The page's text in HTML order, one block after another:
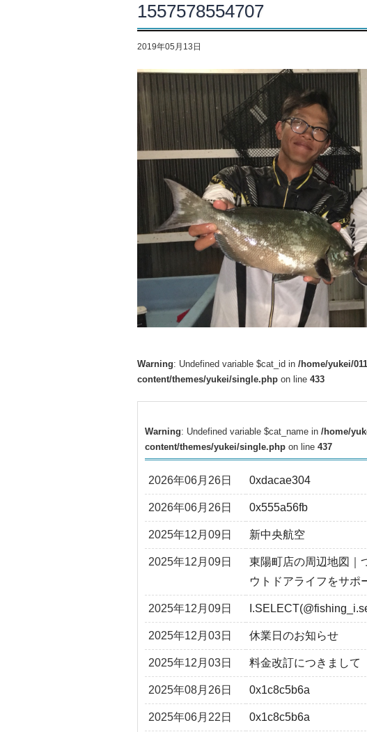
1557578554707
2019年05月13日
Warning: Undefined variable $cat_id in /home/yukei/
content/themes/yukei/single.php on line 433
Warning: Undefined variable $cat_name in /home/
content/themes/yukei/single.php on line 437
2026年06月26日 0xdacae304
2026年06月26日 0x555a56fb
2025年12月09日 新中央航空
2025年12月09日
東陽町店の周辺地図｜
ウトドアライフをサポ
2025年12月09日
2025年12月03日 休業日のお知らせ
2025年12月03日 料金改訂につきまして
2025年08月26日 0x1c8c5b6a
2025年06月22日 0x1c8c5b6a